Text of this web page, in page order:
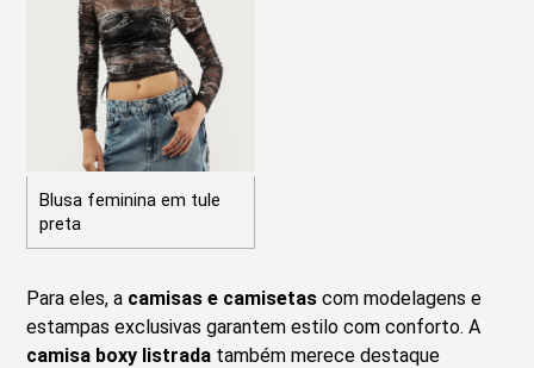
Blusa feminina em tule
preta
Para eles, a camisas e camisetascom modelagens e
estampas exclusivas garantem estilo com conforto. A
camisa boxy listrada também merece destaque